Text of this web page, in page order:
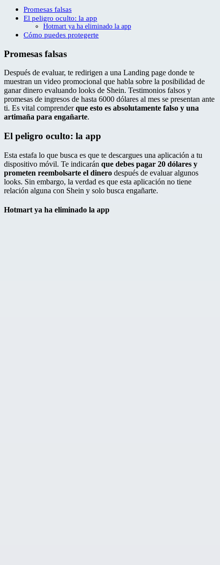
Promesas falsas
El peligro oculto: la app
Hotmart ya ha eliminado la app
Cómo puedes protegerte
Promesas falsas
Después de evaluar, te redirigen a una Landing page donde te
muestran un video promocional que habla sobre la posibilidad de
ganar dinero evaluando looks de Shein. Testimonios falsos y
promesas de ingresos de hasta 6000 dólares al mes se presentan ante
ti. Es vital comprenderque esto es absolutamente falso y una
artimaña para engañarte.
El peligro oculto: la app
Esta estafa lo que busca es que te descargues una aplicación a tu
dispositivo móvil. Te indicarán que debes pagar 20 dólares y
prometen reembolsarte el dinero después de evaluar algunos
looks. Sin embargo, la verdad es que esta aplicación no tiene
relación alguna con Shein y solo busca engañarte.
Hotmart ya ha eliminado la app